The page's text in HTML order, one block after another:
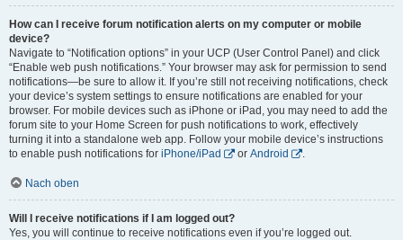
How can I receive forum notification alerts on my computer or mobile
device?
Navigate to “Notification options” in your UCP (User Control Panel) and click
“Enable web push notifications.” Your browser may ask for permission to send
notifications—be sure to allow it. If you’re still not receiving notifications, check
your device’s system settings to ensure notifications are enabled for your
browser. For mobile devices such as iPhone or iPad, you may need to add the
forum site to your Home Screen for push notifications to work, effectively
turning it into a standalone web app. Follow your mobile device’s instructions
to enable push notifications for iPhone/iPad or Android .
Nach oben
Will I receive notifications if I am logged out?
Yes, you will continue to receive notifications even if you’re logged out.